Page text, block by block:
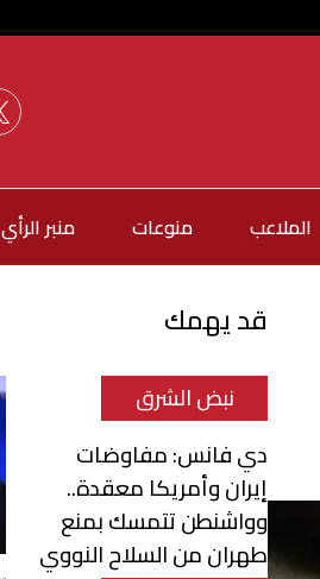
الملاعب منوعات منبر الرأي
قد يهمك
نبض الشرق
دي فانس: مفاوضات
إيران وأمريكا معقدة..
وواشنطن تتمسك بمنع
طهران من السلاح النووي